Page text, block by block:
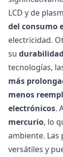
LCD y de
del consumo
electricidad.
su
tecnologías,
más
menos
electrónicos.
mercurio, lo
ambiente. Las
versátiles y